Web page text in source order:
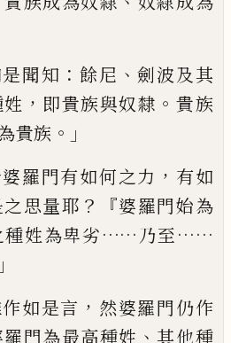
聞知 ：餘尼 、劍波及其
， 即貴族與奴隸 。 貴族
貴族 。」
羅門有如何之力 ， 有如
思量耶 ？『婆羅門始為
種姓為卑劣…… 乃至……
如是言 ， 然婆羅門仍作
門為最高種姓 、其他種